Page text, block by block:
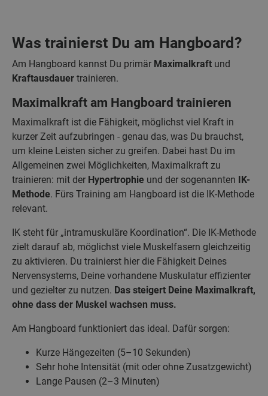
Was trainierst Du am Hangboard?
Am Hangboard kannst Du primär Maximalkraft und
Kraftausdauer trainieren.
Maximalkraft am Hangboard trainieren
Maximalkraft ist die Fähigkeit, möglichst viel Kraft in
kurzer Zeit aufzubringen ‐ genau das, was Du brauchst,
um kleine Leisten sicher zu greifen. Dabei hast Du im
Allgemeinen zwei Möglichkeiten, Maximalkraft zu
trainieren: mit der Hypertrophie und der sogenannten IK-
Methode. Fürs Training am Hangboard ist die IK-Methode
relevant.
IK steht für „intramuskuläre Koordination“. Die IK-Methode
zielt darauf ab, möglichst viele Muskelfasern gleichzeitig
zu aktivieren. Du trainierst hier die Fähigkeit Deines
Nervensystems, Deine vorhandene Muskulatur effizienter
und gezielter zu nutzen. Das steigert Deine Maximalkraft,
ohne dass der Muskel wachsen muss.
Am Hangboard funktioniert das ideal. Dafür sorgen:
Kurze Hängezeiten (5–10 Sekunden)
Sehr hohe Intensität (mit oder ohne Zusatzgewicht)
Lange Pausen (2–3 Minuten)